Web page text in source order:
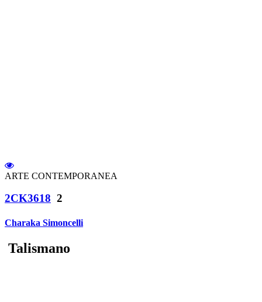
ARTE CONTEMPORANEA
2CK3618 2
Charaka Simoncelli
Talismano